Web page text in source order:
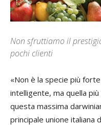
Non sfruttiamo il
pochi clienti
«Non è la specie più
intelligente, ma quella
questa massima
principale unione